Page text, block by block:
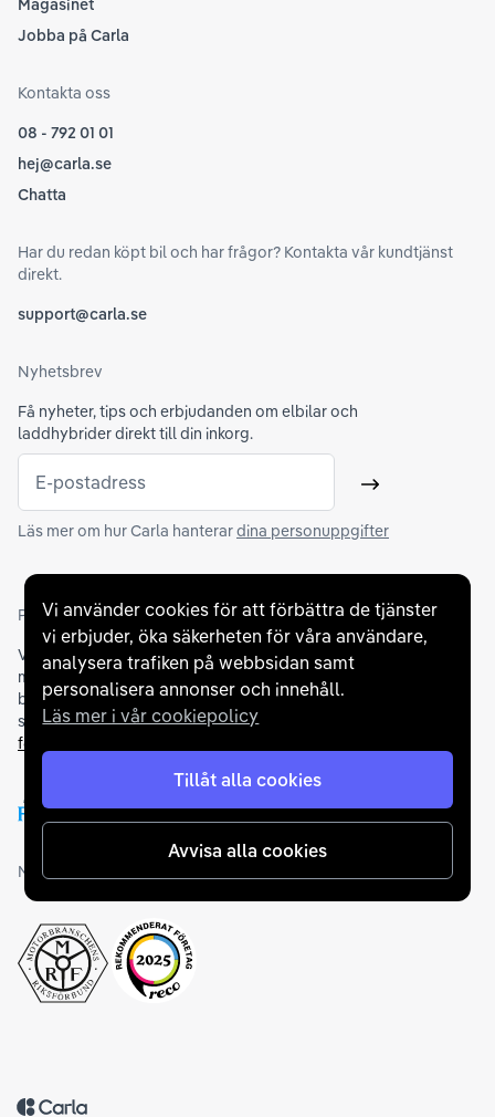
Vi använder cookies för att förbättra de tjänster
vi erbjuder, öka säkerheten för våra användare,
analysera trafiken på webbsidan samt
personalisera annonser och innehåll.
Läs mer i vår cookiepolicy
Tillåt alla cookies
Avvisa alla cookies
Magasinet
Jobba på Carla
Kontakta oss
08 - 792 01 01
hej@carla.se
Chatta
Har du redan köpt bil och har frågor? Kontakta vår kundtjänst
direkt.
support@carla.se
Nyhetsbrev
Få nyheter, tips och erbjudanden om elbilar och
laddhybrider direkt till din inkorg.
E-postadress Skicka
Läs mer om hur Carla hanterardina personuppgifter
Partners och betallösningar
Vi samarbetar medflertalet banker för att erbjuda dig bästa
möjliga finansieringslösning och stödjer en rad olika
betalningsmetoder. För att du ska känna dig trygg vid ditt köp
samarbetar vi med Folksam och AutoConcept gällande
försäkringar och garantier
Medlemskap och utmärkelser
Tillbaka till startsidan